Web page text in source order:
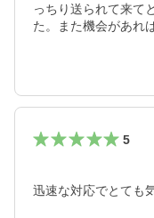
っちり送られて来て
た。また機会があれ
5
迅速な対応でとても